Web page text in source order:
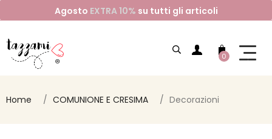
Agosto EXTRA 10% su tutti gli articoli
0
Home COMUNIONE E CRESIMA Decorazioni